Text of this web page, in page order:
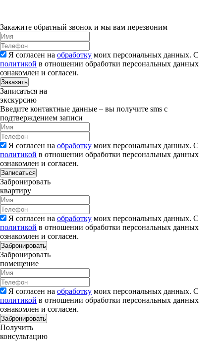
Закажите обратный звонок и мы вам перезвоним
Я согласен на обработку моих персональных данных. С
политикой в отношении обработки персональных данных
ознакомлен и согласен.
Заказать
Записаться на
экскурсию
Введите контактные данные – вы получите sms с
подтверждением записи
Я согласен на обработку моих персональных данных. С
политикой в отношении обработки персональных данных
ознакомлен и согласен.
Записаться
Забронировать
квартиру
Я согласен на обработку моих персональных данных. С
политикой в отношении обработки персональных данных
ознакомлен и согласен.
Забронировать
Забронировать
помещение
Я согласен на обработку моих персональных данных. С
политикой в отношении обработки персональных данных
ознакомлен и согласен.
Забронировать
Получить
консультацию